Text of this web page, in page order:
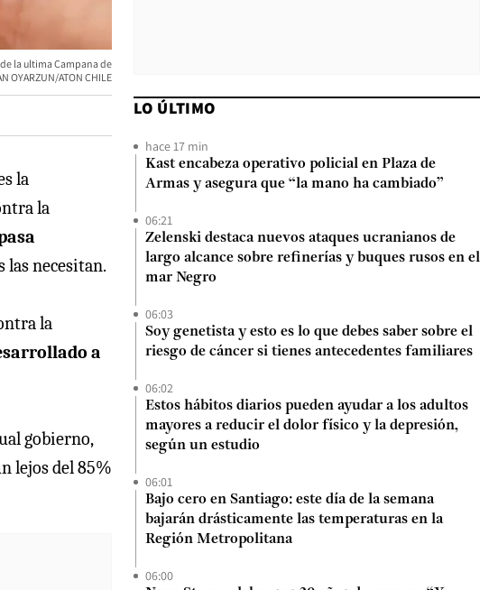
la ultima Campana de
OYARZUN/ATON CHILE
la
la
las necesitan.
la
a
gobierno,
lejos del 85%
LO ÚLTIMO
hace 17 min
Kast encabeza operativo policial en Plaza de
Armas y asegura que “la mano ha cambiado”
06:21
Zelenski destaca nuevos ataques ucranianos de
largo alcance sobre refinerías y buques rusos en el
mar Negro
06:03
Soy genetista y esto es lo que debes saber sobre el
riesgo de cáncer si tienes antecedentes familiares
06:02
Estos hábitos diarios pueden ayudar a los adultos
mayores a reducir el dolor físico y la depresión,
según un estudio
06:01
Bajo cero en Santiago: este día de la semana
bajarán drásticamente las temperaturas en la
Región Metropolitana
06:00